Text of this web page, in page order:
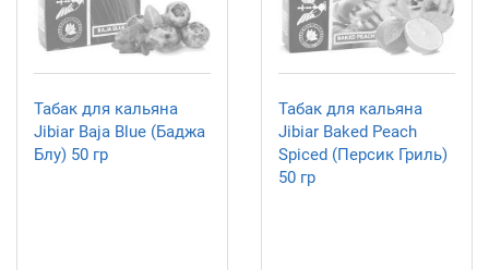
Табак для кальяна
Jibiar Baja Blue (Баджа
Блу) 50 гр
Табак для кальяна
Jibiar Baked Peach
Spiced (Персик Гриль)
50 гр